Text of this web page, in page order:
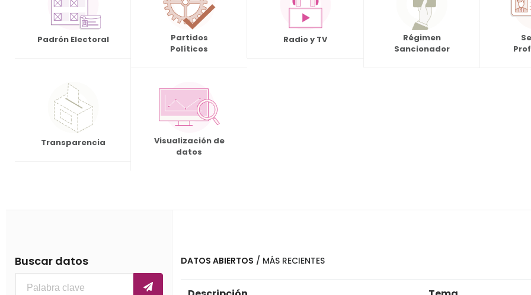
Padrón Electoral
Partidos
Políticos
Radio y TV
Régimen
Sancionador
Transparencia
Visualización de
datos
Buscar datos DATOS ABIERTOS / MÁS RECIENTES